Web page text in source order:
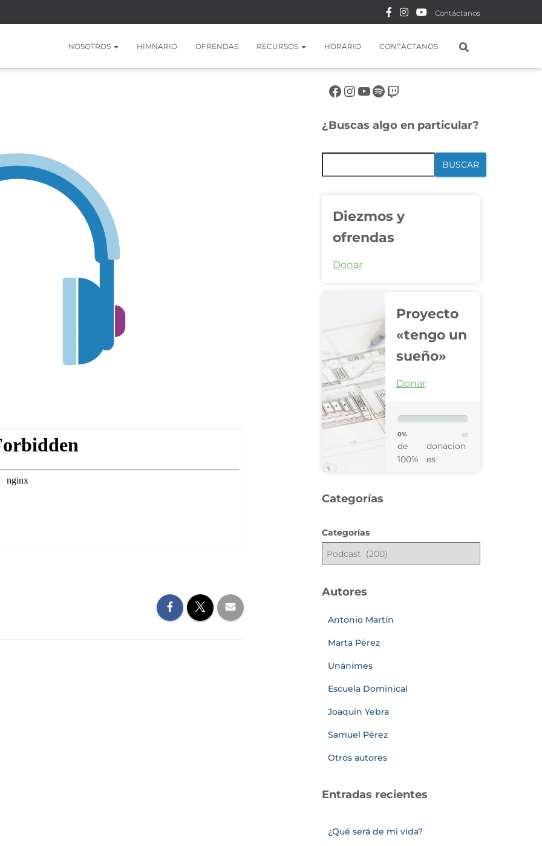
Contáctanos
NOSOTROS HIMNARIO OFRENDAS RECURSOS HORARIO CONTÁCTANOS
¿Buscas algo en particular?
BUSCAR
Diezmos y
ofrendas
Donar
Proyecto
«tengo un
sueño»
Donar
0%
de
100%
donacion
es
Categorías
Categorías
Autores
Antonio Martín
Marta Pérez
Unánimes
Escuela Dominical
Joaquín Yebra
Samuel Pérez
Otros autores
Entradas recientes
¿Qué será de mi vida?